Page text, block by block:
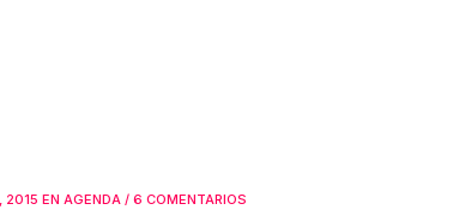
2015 EN AGENDA / 6 COMENTARIOS